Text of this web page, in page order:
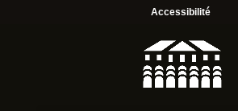
Accessibilité